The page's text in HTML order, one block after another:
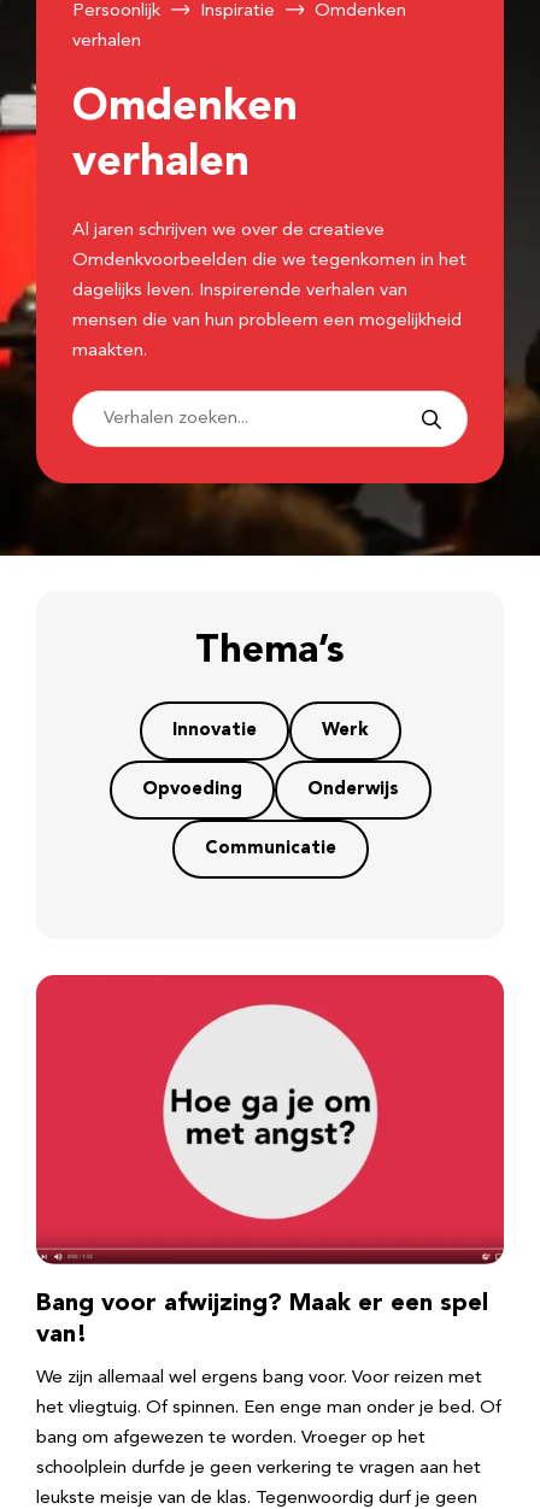
Persoonlijk Inspiratie
Omdenken
verhalen
Omdenken
verhalen
Al jaren schrijven we over de creatieve
Omdenkvoorbeelden die we tegenkomen in het
dagelijks leven. Inspirerende verhalen van
mensen die van hun probleem een mogelijkheid
maakten.
Thema’s
Innovatie Werk
Opvoeding Onderwijs
Communicatie
Bang voor afwijzing? Maak er een spel
van!
We zijn allemaal wel ergens bang voor. Voor reizen met
het vliegtuig. Of spinnen. Een enge man onder je bed. Of
bang om afgewezen te worden. Vroeger op het
schoolplein durfde je geen verkering te vragen aan het
leukste meisje van de klas. Tegenwoordig durf je geen